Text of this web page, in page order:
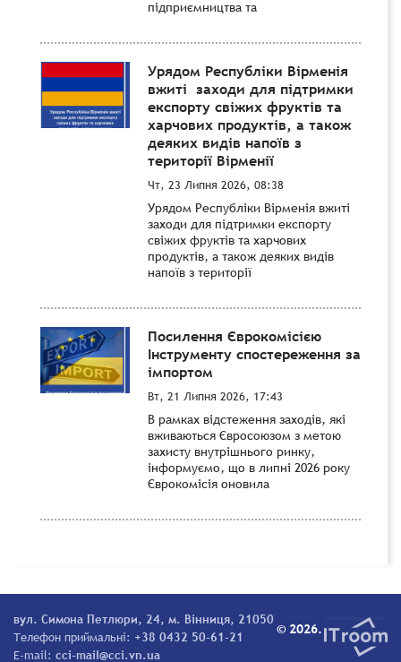
підприємництва та
Урядом Республіки Вірменія
вжиті заходи для підтримки
експорту свіжих фруктів та
харчових продуктів, а також
деяких видів напоїв з
території Вірменії
Чт, 23 Липня 2026, 08:38
Урядом Республіки Вірменія вжиті
заходи для підтримки експорту
свіжих фруктів та харчових
продуктів, а також деяких видів
напоїв з території
Посилення Єврокомісією
Інструменту спостереження за
імпортом
Вт, 21 Липня 2026, 17:43
В рамках відстеження заходів, які
вживаються Євросоюзом з метою
захисту внутрішнього ринку,
інформуємо, що в липні 2026 року
Єврокомісія оновила
вул. Симона Петлюри, 24, м. Вінниця, 21050
Телефон приймальні: +38 0432 50-61-21
E-mail: cci-mail@cci.vn.ua
© 2026.